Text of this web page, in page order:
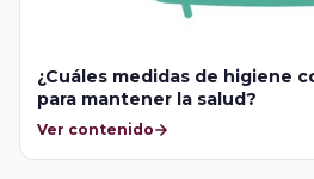
¿Cuáles medidas de higiene
para mantener la salud?
Ver contenido